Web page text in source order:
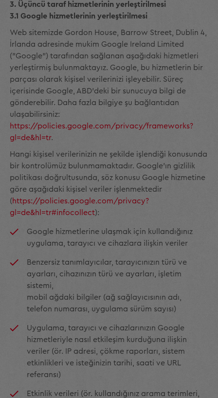
3. Üçüncü taraf hizmetlerinin yerleştirilmesi
3.1 Google hizmetlerinin yerleştirilmesi
Web sitemizde Gordon House, Barrow Street, Dublin 4,
İrlanda adresinde mukim Google Ireland Limited
("Google") tarafından sağlanan aşağıdaki hizmetleri
yerleştirmiş bulunmaktayız. Google, bu hizmetlerin bir
parçası olarak kişisel verilerinizi işleyebilir. Süreç
içerisinde Google, ABD'deki bir sunucuya bilgi de
gönderebilir. Daha fazla bilgiye şu bağlantıdan
ulaşabilirsiniz:
https://policies.google.com/privacy/frameworks?
gl=de&hl=tr.
Hangi kişisel verilerinizin ne şekilde işlendiği konusunda
bir kontrolümüz bulunmamaktadır. Google'ın gizlilik
politikası doğrultusunda, söz konusu Google hizmetine
göre aşağıdaki kişisel veriler işlenmektedir
(https://policies.google.com/privacy?
gl=de&hl=tr#infocollect):
Google hizmetlerine ulaşmak için kullandığınız
uygulama, tarayıcı ve cihazlara ilişkin veriler
Benzersiz tanımlayıcılar, tarayıcınızın türü ve
ayarları, cihazınızın türü ve ayarları, işletim
sistemi,
mobil ağdaki bilgiler (ağ sağlayıcısının adı,
telefon numarası, uygulama sürüm sayısı)
Uygulama, tarayıcı ve cihazlarınızın Google
hizmetleriyle nasıl etkileşim kurduğuna ilişkin
veriler (ör. IP adresi, çökme raporları, sistem
etkinlikleri ve isteğinizin tarihi, saati ve URL
referansı)
Etkinlik verileri (ör. kullandığınız arama terimleri,